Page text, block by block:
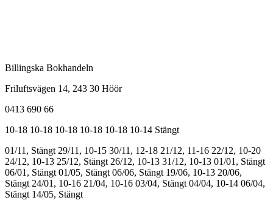
Billingska Bokhandeln
Friluftsvägen 14, 243 30 Höör
0413 690 66
10-18 10-18 10-18 10-18 10-18 10-14 Stängt
01/11, Stängt 29/11, 10-15 30/11, 12-18 21/12, 11-16 22/12, 10-20
24/12, 10-13 25/12, Stängt 26/12, 10-13 31/12, 10-13 01/01, Stängt
06/01, Stängt 01/05, Stängt 06/06, Stängt 19/06, 10-13 20/06,
Stängt 24/01, 10-16 21/04, 10-16 03/04, Stängt 04/04, 10-14 06/04,
Stängt 14/05, Stängt